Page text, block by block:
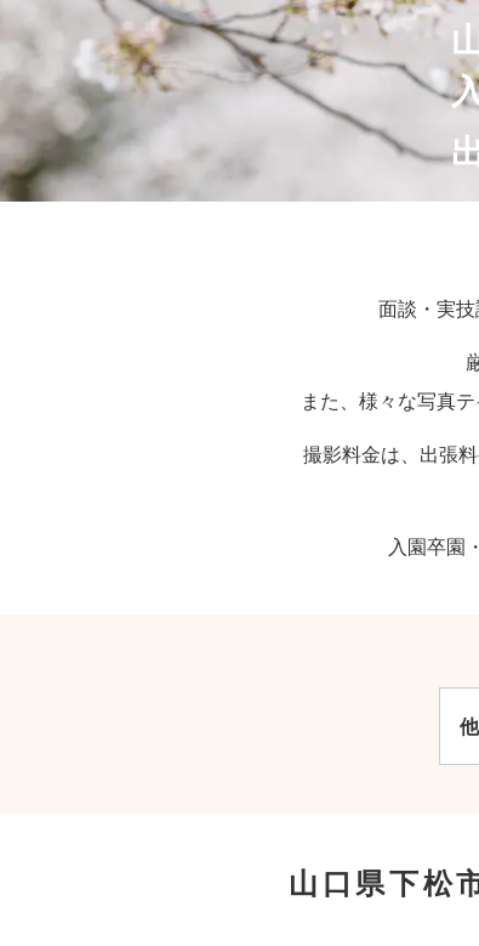
面談・実
また、様々な写真
撮影料金は、出張
入園卒園
山口県下松